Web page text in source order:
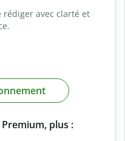
rédiger avec clarté et
plus :